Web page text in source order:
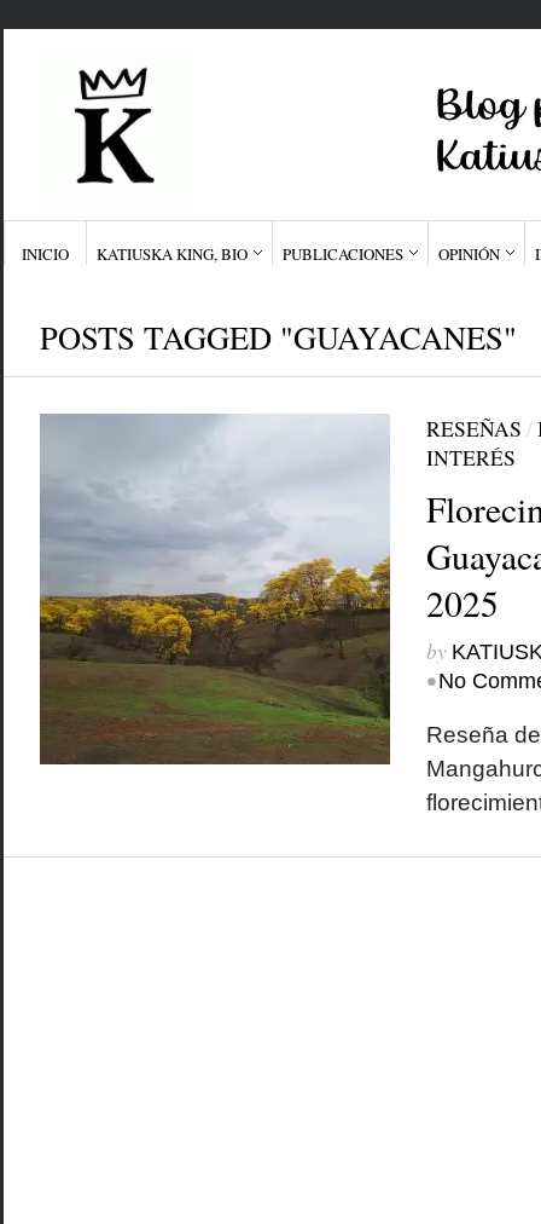
INICIO KATIUSKA KING, BIO PUBLICACIONES OPINIÓN
POSTS TAGGED "GUAYACANES"
RESEÑAS /
INTERÉS
2025
by
•No
Reseña